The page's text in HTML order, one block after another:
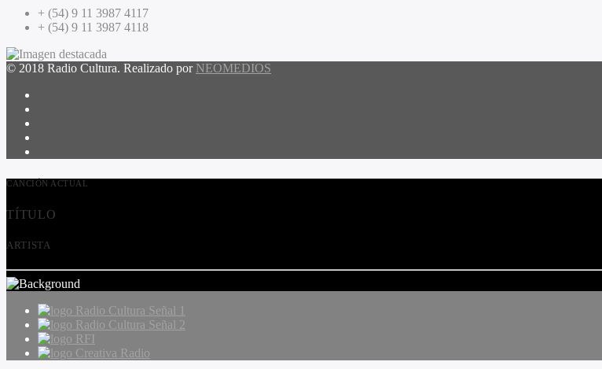
+ (54) 9 11 3987 4117
+ (54) 9 11 3987 4118
© 2018 Radio Cultura. Realizado por NEOMEDIOS
CANCIÓN ACTUAL
TÍTULO
ARTISTA
Radio Cultura Señal 1
Radio Cultura Señal 2
RFI
Creativa Radio